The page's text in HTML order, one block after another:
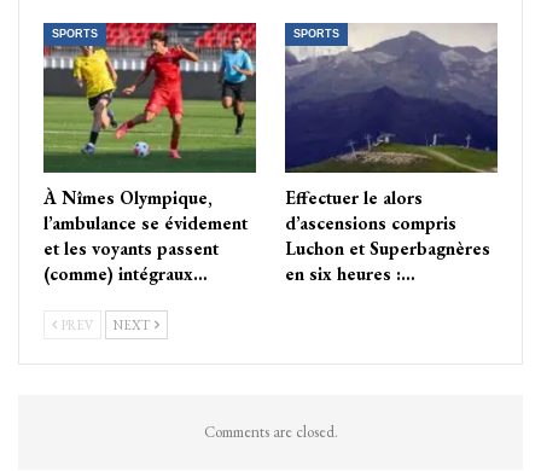
SPORTS
À Nîmes Olympique,
l’ambulance se évidement
et les voyants passent
(comme) intégraux…
SPORTS
Effectuer le alors
d’ascensions compris
Luchon et Superbagnères
en six heures :…
PREV NEXT
Comments are closed.